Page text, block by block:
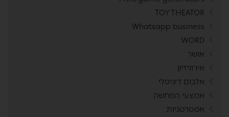
TOY THEATOR
Whatsapp business
WORD
אושר
אירוויזיון
אלבום דיגיטלי
אמצעי המחשה
אסטרטגיות